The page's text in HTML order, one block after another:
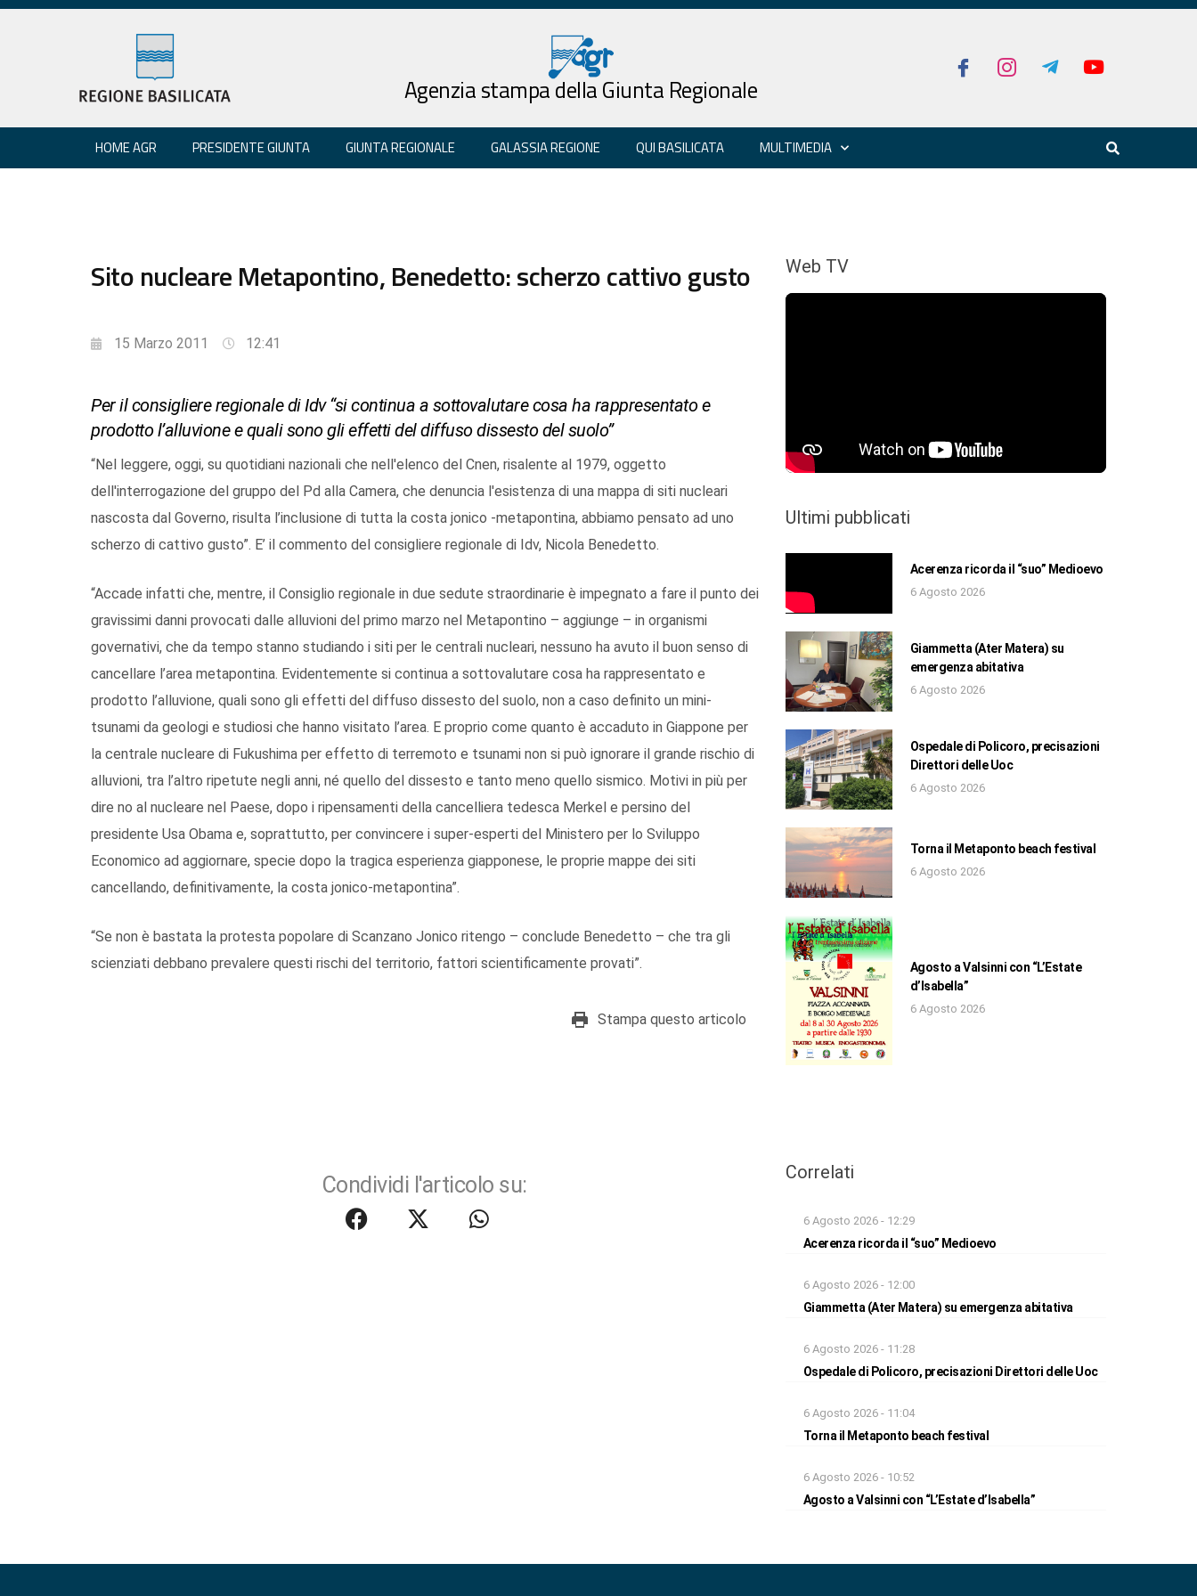
Agenzia stampa della Giunta Regionale
HOME AGR PRESIDENTE GIUNTA GIUNTA REGIONALE GALASSIA REGIONE QUI BASILICATA MULTIMEDIA
Sito nucleare Metapontino, Benedetto: scherzo cattivo gusto
15 Marzo 2011 12:41
Per il consigliere regionale di Idv “si continua a sottovalutare cosa ha rappresentato e
prodotto l’alluvione e quali sono gli effetti del diffuso dissesto del suolo”
“Nel leggere, oggi, su quotidiani nazionali che nell'elenco del Cnen, risalente al 1979, oggetto
dell'interrogazione del gruppo del Pd alla Camera, che denuncia l'esistenza di una mappa di siti nucleari
nascosta dal Governo, risulta l’inclusione di tutta la costa jonico -metapontina, abbiamo pensato ad uno
scherzo di cattivo gusto”. E’ il commento del consigliere regionale di Idv, Nicola Benedetto.
“Accade infatti che, mentre, il Consiglio regionale in due sedute straordinarie è impegnato a fare il punto dei
gravissimi danni provocati dalle alluvioni del primo marzo nel Metapontino – aggiunge – in organismi
governativi, che da tempo stanno studiando i siti per le centrali nucleari, nessuno ha avuto il buon senso di
cancellare l’area metapontina. Evidentemente si continua a sottovalutare cosa ha rappresentato e
prodotto l’alluvione, quali sono gli effetti del diffuso dissesto del suolo, non a caso definito un mini-
tsunami da geologi e studiosi che hanno visitato l’area. E proprio come quanto è accaduto in Giappone per
la centrale nucleare di Fukushima per effetto di terremoto e tsunami non si può ignorare il grande rischio di
alluvioni, tra l’altro ripetute negli anni, né quello del dissesto e tanto meno quello sismico. Motivi in più per
dire no al nucleare nel Paese, dopo i ripensamenti della cancelliera tedesca Merkel e persino del
presidente Usa Obama e, soprattutto, per convincere i super-esperti del Ministero per lo Sviluppo
Economico ad aggiornare, specie dopo la tragica esperienza giapponese, le proprie mappe dei siti
cancellando, definitivamente, la costa jonico-metapontina”.
“Se non è bastata la protesta popolare di Scanzano Jonico ritengo – conclude Benedetto – che tra gli
scienziati debbano prevalere questi rischi del territorio, fattori scientificamente provati”.
Stampa questo articolo
Condividi l'articolo su:
Web TV
Ultimi pubblicati
Acerenza ricorda il “suo” Medioevo
6 Agosto 2026
Giammetta (Ater Matera) su
emergenza abitativa
6 Agosto 2026
Ospedale di Policoro, precisazioni
Direttori delle Uoc
6 Agosto 2026
Torna il Metaponto beach festival
6 Agosto 2026
Agosto a Valsinni con “L’Estate
d’Isabella”
6 Agosto 2026
Correlati
6 Agosto 2026 - 12:29
Acerenza ricorda il “suo” Medioevo
6 Agosto 2026 - 12:00
Giammetta (Ater Matera) su emergenza abitativa
6 Agosto 2026 - 11:28
Ospedale di Policoro, precisazioni Direttori delle Uoc
6 Agosto 2026 - 11:04
Torna il Metaponto beach festival
6 Agosto 2026 - 10:52
Agosto a Valsinni con “L’Estate d’Isabella”